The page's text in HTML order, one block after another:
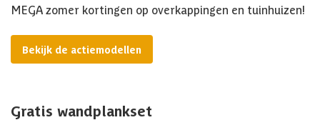
MEGA zomer kortingen op overkappingen en tuinhuizen!
Bekijk de actiemodellen
Gratis wandplankset